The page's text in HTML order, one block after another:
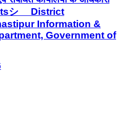
シ゚ District
Information &
Government of